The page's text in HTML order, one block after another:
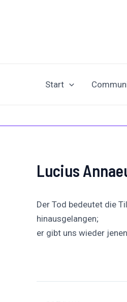
Start
Lucius
Der Tod bedeutet die
hinausgelangen;
er gibt uns wieder